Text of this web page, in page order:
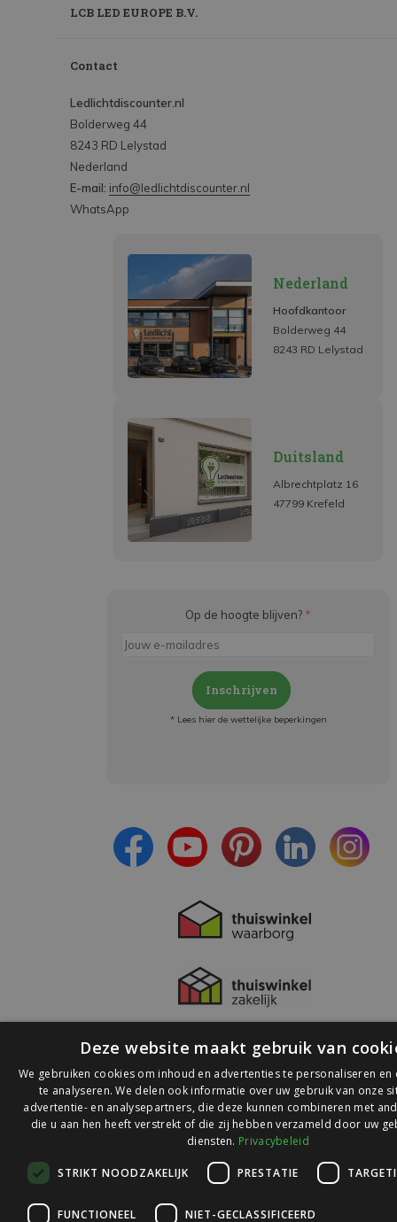
LCB LED EUROPE B.V.
Contact
Ledlichtdiscounter.nl
Bolderweg 44
8243 RD Lelystad
Nederland
E-mail: info@ledlichtdiscounter.nl
WhatsApp
Nederland
Hoofdkantoor
Bolderweg 44
8243 RD Lelystad
Duitsland
Albrechtplatz 16
47799 Krefeld
Op de hoogte blijven? *
Inschrijven
* Lees hier de wettelijke beperkingen
© 2026 Ledlichtdiscounter.nl
op
Webwinkelkeur
Deze website maakt gebruik van
We gebruiken cookies om inhoud en advertenties te personaliseren en
te analyseren. We delen ook informatie over uw gebruik van onze
advertentie- en analysepartners, die deze kunnen combineren met
die u aan hen heeft verstrekt of die zij hebben verzameld door uw
diensten. Privacybeleid
STRIKT NOODZAKELIJK PRESTATIE
FUNCTIONEEL NIET-GECLASSIFICEERD